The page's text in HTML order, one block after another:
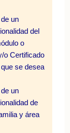
un
del
o
o Certificado
se desea
un
de
y área